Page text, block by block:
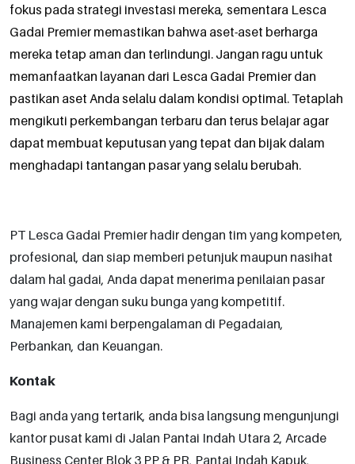
fokus pada strategi investasi mereka, sementara Lesca
Gadai Premier memastikan bahwa aset-aset berharga
mereka tetap aman dan terlindungi. Jangan ragu untuk
memanfaatkan layanan dari Lesca Gadai Premier dan
pastikan aset Anda selalu dalam kondisi optimal. Tetaplah
mengikuti perkembangan terbaru dan terus belajar agar
dapat membuat keputusan yang tepat dan bijak dalam
menghadapi tantangan pasar yang selalu berubah.
PT Lesca Gadai Premier hadir dengan tim yang kompeten,
profesional, dan siap memberi petunjuk maupun nasihat
dalam hal gadai, Anda dapat menerima penilaian pasar
yang wajar dengan suku bunga yang kompetitif.
Manajemen kami berpengalaman di Pegadaian,
Perbankan, dan Keuangan.
Kontak
Bagi anda yang tertarik, anda bisa langsung mengunjungi
kantor pusat kami di Jalan Pantai Indah Utara 2, Arcade
Business Center Blok 3 PP & PR, Pantai Indah Kapuk,